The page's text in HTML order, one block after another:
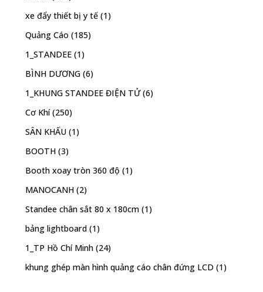
xe đẩy thiết bị y tế (1)
Quảng Cáo (185)
1_STANDEE (1)
BÌNH DƯƠNG (6)
1_KHUNG STANDEE ĐIỆN TỬ (6)
Cơ Khí (250)
SÂN KHẤU (1)
BOOTH (3)
Booth xoay tròn 360 độ (1)
MANOCANH (2)
Standee chân sắt 80 x 180cm (1)
bảng lightboard (1)
1_TP Hồ Chí Minh (24)
khung ghép màn hình quảng cáo chân đứng LCD (1)